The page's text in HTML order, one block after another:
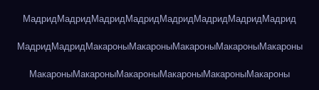
МадридМадридМадридМадридМадридМадридМадридМадрид
Мадрид Мадрид МакароныМакароныМакароныМакароныМакароны
МакароныМакароныМакароныМакароныМакароныМакароны